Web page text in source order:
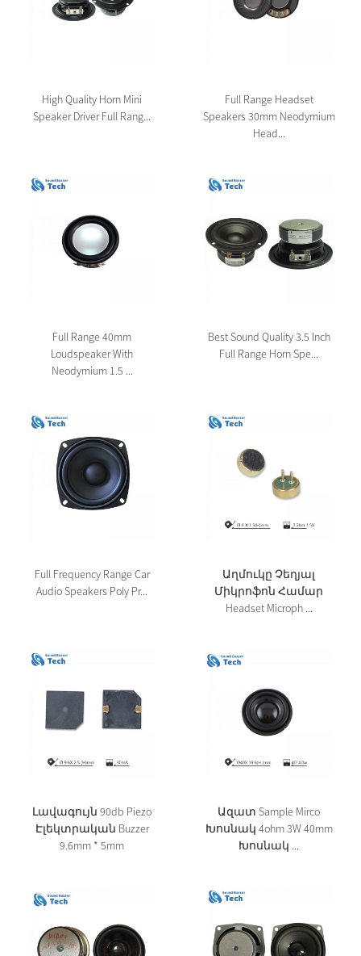
High Quality Horn Mini
Speaker Driver Full Rang...
Full Range Headset
Speakers 30mm Neodymium
Head...
Full Range 40mm
Loudspeaker With
Neodymium 1.5 ...
Best Sound Quality 3.5 Inch
Full Range Horn Spe...
Full Frequency Range Car
Audio Speakers Poly Pr...
Աղմուկը Չեղյալ
Միկրոֆոն Համար
Headset Microph ...
Լավագույն 90db Piezo
Էլեկտրական Buzzer
9.6mm * 5mm
Ազատ Sample Mirco
Խոսնակ 4ohm 3W 40mm
Խոսնակ ...